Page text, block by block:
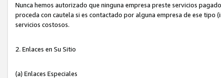
Nunca hemos autorizado que ninguna empresa preste servicios
proceda con cautela si es contactado por alguna empresa de ese
servicios costosos.
2. Enlaces en Su Sitio
(a) Enlaces Especiales